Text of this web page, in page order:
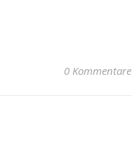
0 Kommentare